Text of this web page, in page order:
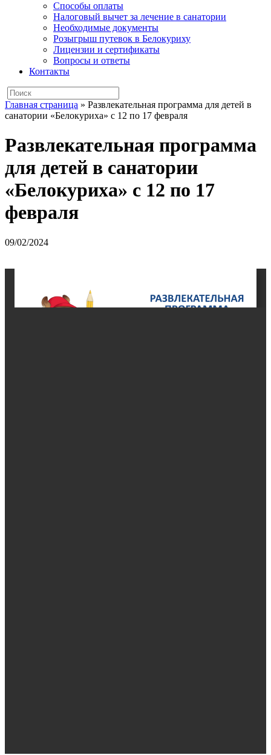
Способы оплаты
Налоговый вычет за лечение в санатории
Необходимые документы
Розыгрыш путевок в Белокуриху
Лицензии и сертификаты
Вопросы и ответы
Контакты
Главная страница » Развлекательная программа для детей в
санатории «Белокуриха» с 12 по 17 февраля
Развлекательная программа
для детей в санатории
«Белокуриха» с 12 по 17
февраля
09/02/2024